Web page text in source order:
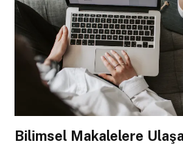
Bilimsel Makalelere